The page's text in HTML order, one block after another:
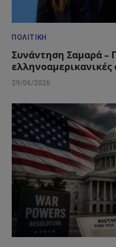
ΠΟΛΙΤΙΚΉ
Συνάντηση Σαμαρά –
ελληνοαμερικανικές
29/06/2026